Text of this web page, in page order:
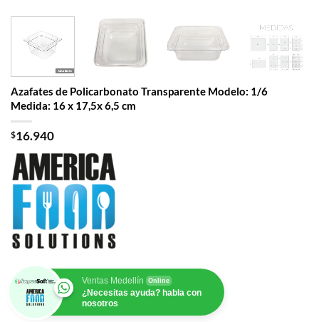
Azafates de Policarbonato Transparente Modelo: 1/6
Medida: 16 x 17,5x 6,5 cm
$16.940
Ventas Medellín Online
¿Necesitas ayuda? habla con
nosotros